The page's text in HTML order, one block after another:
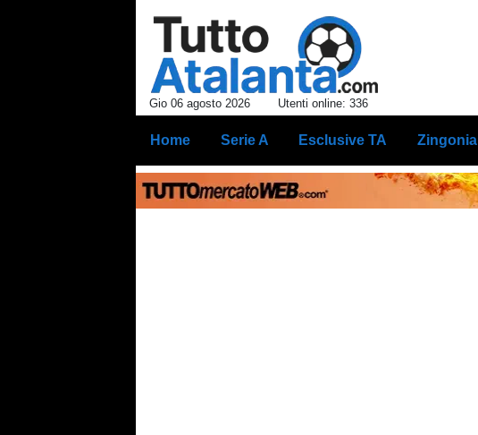
Gio 06 agosto 2026 Utenti online: 336
Home Serie A Esclusive TA Zingonia